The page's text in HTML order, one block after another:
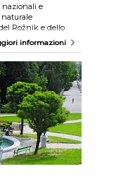
nazionali e
Rožnik e dello
più di cento
per le attività
animali
in contatto
informazioni